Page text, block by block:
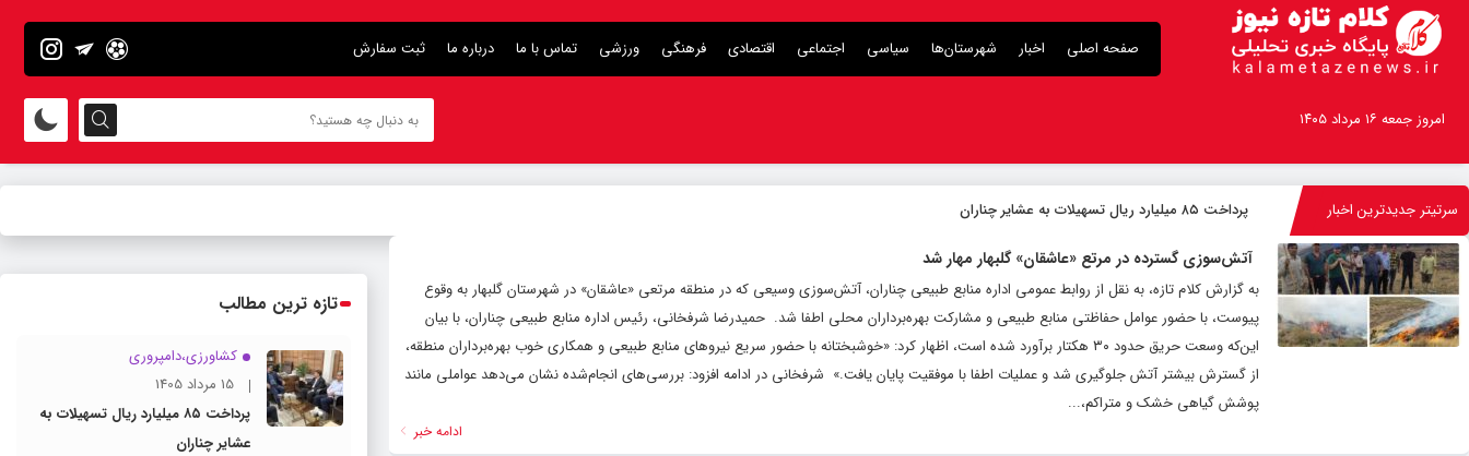
صفحه اصلی اخبار شهرستان‌ها سیاسی اجتماعی اقتصادی فرهنگی ورزشی تماس با ما درباره ما ثبت سفارش
امروز جمعه ۱۶ مرداد ۱۴۰۵
سرتیتر جدیدترین اخبار پرداخت ۸۵ میلیارد ریال تسهیلات به عشایر چناران
آتش‌سوزی گسترده در مرتع «عاشقان» گلبهار مهار شد
به گزارش کلام تازه، به نقل از روابط عمومی اداره منابع طبیعی چناران، آتش‌سوزی وسیعی که در منطقه مرتعی «عاشقان» در شهرستان گلبهار به وقوع
پیوست، با حضور عوامل حفاظتی منابع طبیعی و مشارکت بهره‌برداران محلی اطفا شد. ‌ حمیدرضا شرفخانی، رئیس اداره منابع طبیعی چناران، با بیان
این‌که وسعت حریق حدود ۳۰ هکتار برآورد شده است، اظهار کرد: «خوشبختانه با حضور سریع نیروهای منابع طبیعی و همکاری خوب بهره‌برداران منطقه،
از گسترش بیشتر آتش جلوگیری شد و عملیات اطفا با موفقیت پایان یافت.» ‌ شرفخانی در ادامه افزود: بررسی‌های انجام‌شده نشان می‌دهد عواملی مانند
پوشش گیاهی خشک و متراکم،...
ادامه خبر
تازه ترین مطالب
کشاورزی،دامپروری
15 مرداد 1405
پرداخت ۸۵ میلیارد ریال تسهیلات به
عشایر چناران